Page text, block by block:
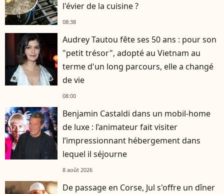
l'évier de la cuisine ?
08:38
Audrey Tautou fête ses 50 ans : pour son
"petit trésor", adopté au Vietnam au
terme d'un long parcours, elle a changé
de vie
08:00
Benjamin Castaldi dans un mobil-home
de luxe : l’animateur fait visiter
l’impressionnant hébergement dans
lequel il séjourne
8 août 2026
De passage en Corse, Jul s'offre un dîner